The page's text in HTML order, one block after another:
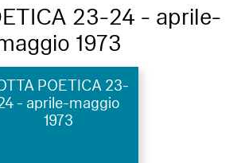
23-24 - aprile-
1973
POETICA 23-
- aprile-maggio
1973